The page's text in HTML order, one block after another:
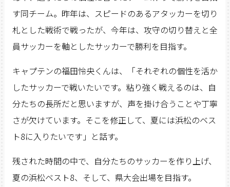
す同チーム。昨年は、スピードのあるアタッカーを切り
札とした戦術で戦ったが、今年は、攻守の切り替えと全
員サッカーを軸としたサッカーで勝利を目指す。
キャプテンの福田怜央くんは、「それぞれの個性を活か
したサッカーで戦いたいです。粘り強く戦えるのは、自
分たちの長所だと思いますが、声を掛け合うことや丁寧
さが欠けています。そこを修正して、夏には浜松のベス
ト8に入りたいです」と話す。
残された時間の中で、自分たちのサッカーを作り上げ、
夏の浜松ベスト8、そして、県大会出場を目指す。